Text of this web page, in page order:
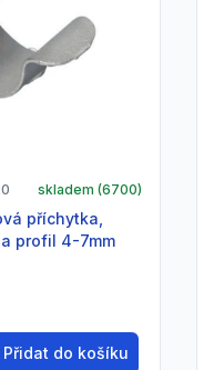
skladem (6700)
profil 4-7mm
Přidat do košíku